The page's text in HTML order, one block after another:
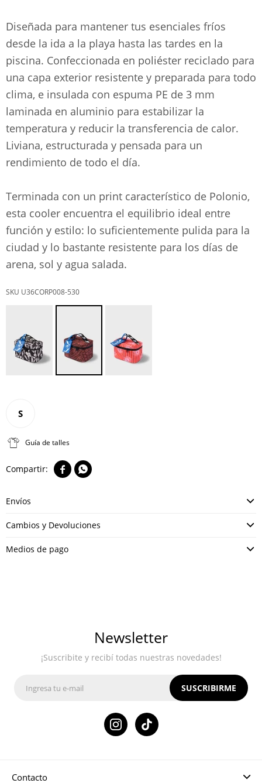
Diseñada para mantener tus esenciales fríos
desde la ida a la playa hasta las tardes en la
piscina. Confeccionada en poliéster reciclado para
una capa exterior resistente y preparada para todo
clima, e insulada con espuma PE de 3 mm
laminada en aluminio para estabilizar la
temperatura y reducir la transferencia de calor.
Liviana, estructurada y pensada para un
rendimiento de todo el día.
Terminada con un print característico de Polonio,
esta cooler encuentra el equilibrio ideal entre
función y estilo: lo suficientemente pulida para la
ciudad y lo bastante resistente para los días de
arena, sol y agua salada.
U36CORP008-530
S
Guía de talles
 
Envíos
Cambios y Devoluciones
Medios de pago
Contacto
Newsletter
¡Suscribite y recibí todas nuestras novedades!
SUSCRIBIRME
